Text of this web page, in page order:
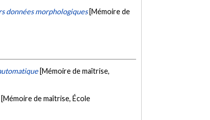
données morphologiques [Mémoire de
[Mémoire de maîtrise,
[Mémoire de maîtrise, École